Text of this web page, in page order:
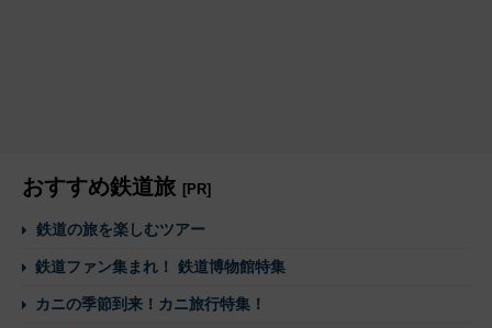
おすすめ鉄道旅 [PR]
鉄道の旅を楽しむツアー
鉄道ファン集まれ！ 鉄道博物館特集
カニの季節到来！カニ旅行特集！